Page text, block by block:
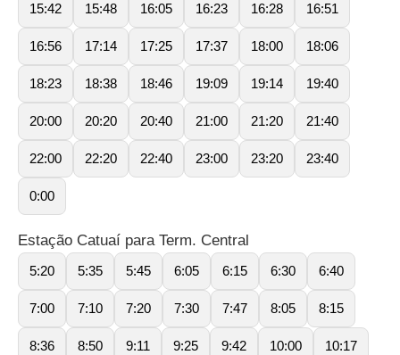
15:42 15:48 16:05 16:23 16:28 16:51
16:56 17:14 17:25 17:37 18:00 18:06
18:23 18:38 18:46 19:09 19:14 19:40
20:00 20:20 20:40 21:00 21:20 21:40
22:00 22:20 22:40 23:00 23:20 23:40
0:00
Estação Catuaí para Term. Central
5:20 5:35 5:45 6:05 6:15 6:30 6:40
7:00 7:10 7:20 7:30 7:47 8:05 8:15
8:36 8:50 9:11 9:25 9:42 10:00 10:17